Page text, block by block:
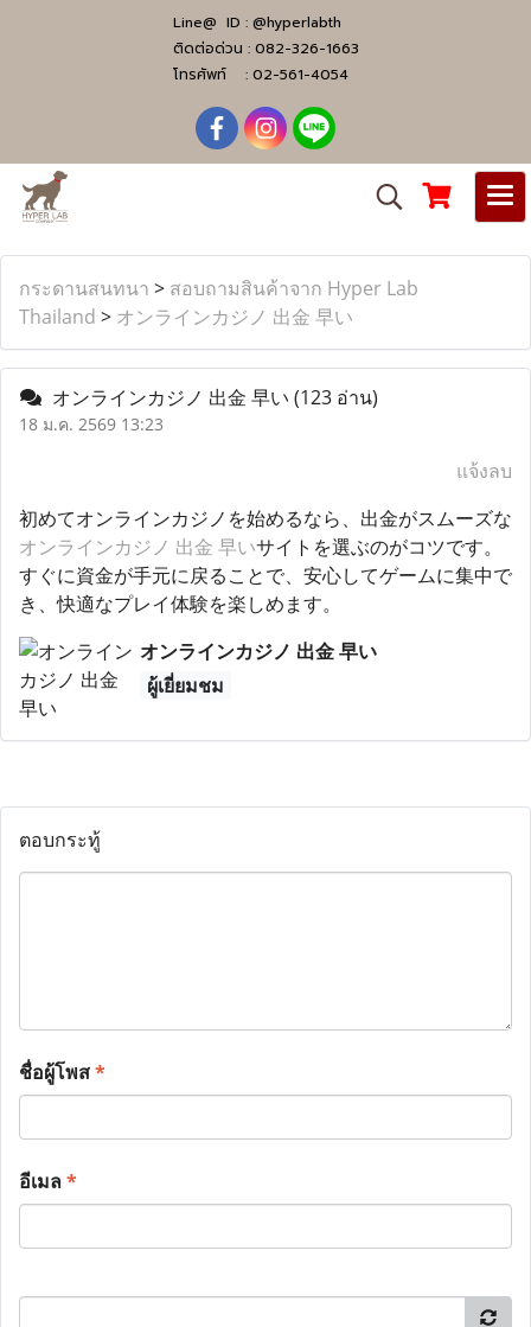
Line@ ID : @hyperlabth
ติดต่อด่วน : 082-326-1663
โทรศัพท์ : 02-561-4054
กระดานสนทนา > สอบถามสินค้าจาก Hyper Lab
Thailand > オンラインカジノ 出金 早い
オンラインカジノ 出金 早い (123 อ่าน)
18 ม.ค. 2569 13:23
แจ้งลบ
初めてオンラインカジノを始めるなら、出金がスムーズな
オンラインカジノ 出金 早いサイトを選ぶのがコツです。
すぐに資金が手元に戻ることで、安心してゲームに集中で
き、快適なプレイ体験を楽しめます。
オンラインカジノ 出金 早い
ผู้เยี่ยมชม
ตอบกระทู้
ชื่อผู้โพส*
อีเมล*